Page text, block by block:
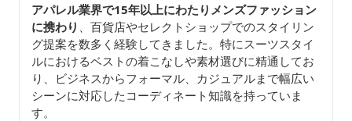
アパレル業界で15年以上にわたりメンズファッション
に携わり
、百貨店やセレクトショップでのスタイリン
グ提案を数多く経験してきました。特にスーツスタイ
ルにおけるベストの着こなしや素材選びに精通してお
り、ビジネスからフォーマル、カジュアルまで幅広い
シーンに対応したコーディネート知識を持っていま
す。